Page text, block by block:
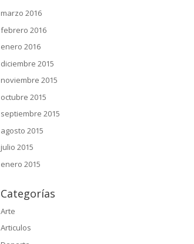
marzo 2016
febrero 2016
enero 2016
diciembre 2015
noviembre 2015
octubre 2015
septiembre 2015
agosto 2015
julio 2015
enero 2015
Categorías
Arte
Articulos